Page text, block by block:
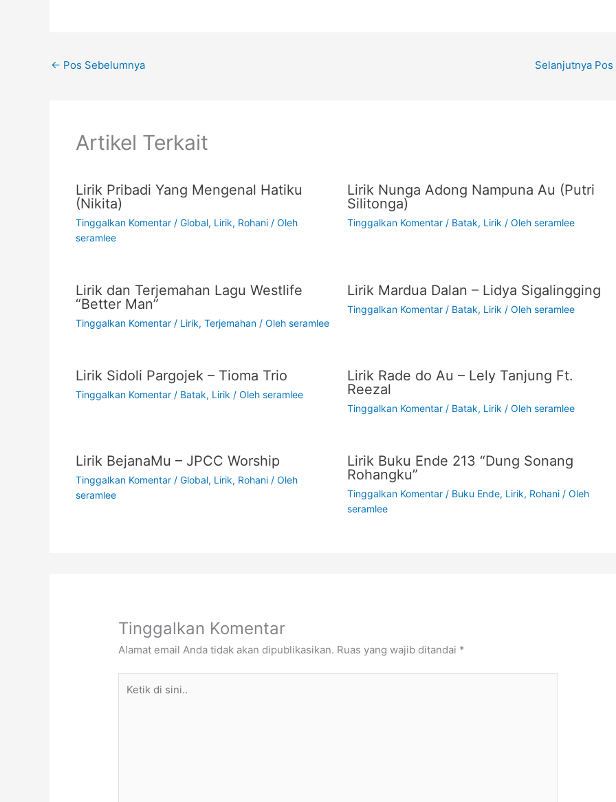
o
← Pos Sebelumnya Selanjutnya Pos
Artikel Terkait
Lirik Pribadi Yang Mengenal Hatiku
(Nikita)
Tinggalkan Komentar / Global, Lirik, Rohani/ Oleh
seramlee
Lirik Nunga Adong Nampuna Au (Putri
Silitonga)
Tinggalkan Komentar / Batak, Lirik / Oleh seramlee
Lirik dan Terjemahan Lagu Westlife
“Better Man”
Tinggalkan Komentar / Lirik, Terjemahan/ Oleh seramlee
Lirik Mardua Dalan – Lidya Sigalingging
Tinggalkan Komentar / Batak, Lirik / Oleh seramlee
Lirik Sidoli Pargojek – Tioma Trio
Tinggalkan Komentar / Batak, Lirik / Oleh seramlee
Lirik Rade do Au – Lely Tanjung Ft.
Reezal
Tinggalkan Komentar / Batak, Lirik / Oleh seramlee
Lirik BejanaMu – JPCC Worship
Tinggalkan Komentar / Global, Lirik, Rohani/ Oleh
seramlee
Lirik Buku Ende 213 “Dung Sonang
Rohangku”
Tinggalkan Komentar / Buku Ende, Lirik, Rohani/ Oleh
seramlee
Tinggalkan Komentar
Alamat email Anda tidak akan dipublikasikan. Ruas yang wajib ditandai *